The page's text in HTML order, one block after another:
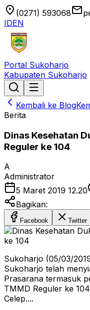
location_on (0271) 593068email
IDEN
Portal Sukoharjo
Kabupaten Sukoharjo
Kembali ke Blog
Berita
Dinas Kesehatan
Reguler ke 104
A
Administrator
5 Maret 2019 12.20
Bagikan:
Facebook Twitter
Sukoharjo (05/03/
Sukoharjo telah
Prasarana termasuk
TMMD Reguler ke
Celep....